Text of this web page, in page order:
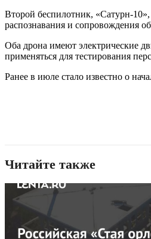
Второй беспилотник, «Сатурн-
распознавания и сопровождения
Оба дрона имеют электрические
применяться для тестирования
Ранее в июле стало известно о
Читайте также